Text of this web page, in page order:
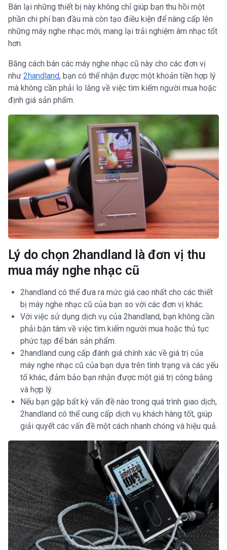
Bán lại những thiết bị này không chỉ giúp bạn thu hồi một
phần chi phí ban đầu mà còn tạo điều kiện để nâng cấp lên
những máy nghe nhạc mới, mang lại trải nghiệm âm nhạc tốt
hơn.
Bằng cách bán các máy nghe nhạc cũ này cho các đơn vị
như 2handland, bạn có thể nhận được một khoản tiền hợp lý
mà không cần phải lo lắng về việc tìm kiếm người mua hoặc
định giá sản phẩm.
Lý do chọn 2handland là đơn vị thu
mua máy nghe nhạc cũ
2handland có thể đưa ra mức giá cao nhất cho các thiết
bị máy nghe nhạc cũ của bạn so với các đơn vị khác.
Với việc sử dụng dịch vụ của 2handland, bạn không cần
phải bận tâm về việc tìm kiếm người mua hoặc thủ tục
phức tạp để bán sản phẩm.
2handland cung cấp đánh giá chính xác về giá trị của
máy nghe nhạc cũ của bạn dựa trên tình trạng và các yếu
tố khác, đảm bảo bạn nhận được một giá trị công bằng
và hợp lý.
Nếu bạn gặp bất kỳ vấn đề nào trong quá trình giao dịch,
2handland có thể cung cấp dịch vụ khách hàng tốt, giúp
giải quyết các vấn đề một cách nhanh chóng và hiệu quả.